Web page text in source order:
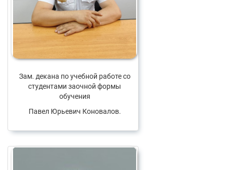
Зам. декана по учебной работе со
студентами заочной формы
обучения
Павел Юрьевич Коновалов.